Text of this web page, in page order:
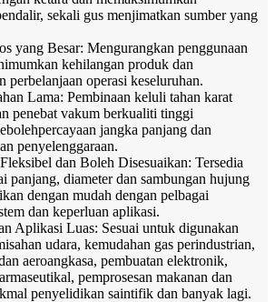
sekali gus menjimatkan sumber yang
yang Besar: Mengurangkan penggunaan
kehilangan produk dan
perbelanjaan operasi keseluruhan.
Lama: Pembinaan keluli tahan karat
penebat vakum berkualiti tinggi
jangka panjang dan
penyelenggaraan.
dan Boleh Disesuaikan: Tersedia
panjang, diameter dan sambungan hujung
dengan mudah dengan pelbagai
dan keperluan aplikasi.
Aplikasi Luas: Sesuai untuk digunakan
udara, kemudahan gas perindustrian,
aeroangkasa, pembuatan elektronik,
pemprosesan makanan dan
penyelidikan saintifik dan banyak lagi.